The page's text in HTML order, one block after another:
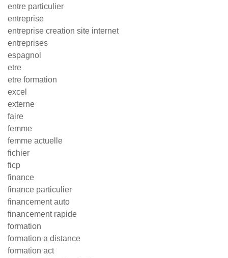
entre particulier
entreprise
entreprise creation site internet
entreprises
espagnol
etre
etre formation
excel
externe
faire
femme
femme actuelle
fichier
ficp
finance
finance particulier
financement auto
financement rapide
formation
formation a distance
formation act